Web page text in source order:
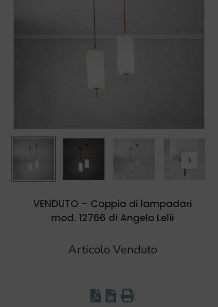
VENDUTO – Coppia di lampadari
mod. 12766 di Angelo Lelii
Articolo Venduto